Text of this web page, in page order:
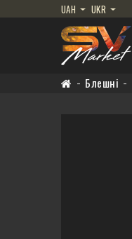
UAH UKR
Блешні